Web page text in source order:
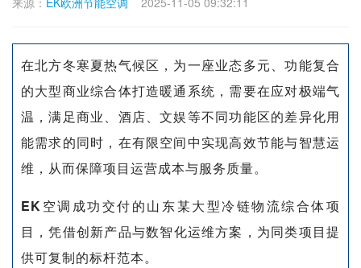
在北方冬寒夏热气候区，为一座业态多元、功能复合
的大型商业综合体打造暖通系统，需要在应对极端气
温，满足商业、酒店、文娱等不同功能区的差异化用
能需求的同时，在有限空间中实现高效节能与智慧运
维，从而保障项目运营成本与服务质量。
EK空调成功交付的山东某大型冷链物流综合体项
目 ，凭借创新产品与数智化运维方案，为同类项目提
供可复制的标杆范本。